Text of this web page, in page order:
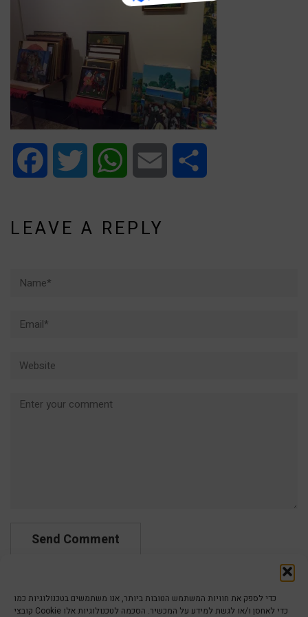
כדי לספק את חוויות המשתמש הטובות ביותר, אנו משתמשים בטכנולוגיות כמו
קובצי Cookie כדי לאחסן ו/או לגשת למידע על המכשיר. הסכמה לטכנולוגיות אלו
Facebook Twitter WhatsApp Email
LEAVE A REPLY
Comment